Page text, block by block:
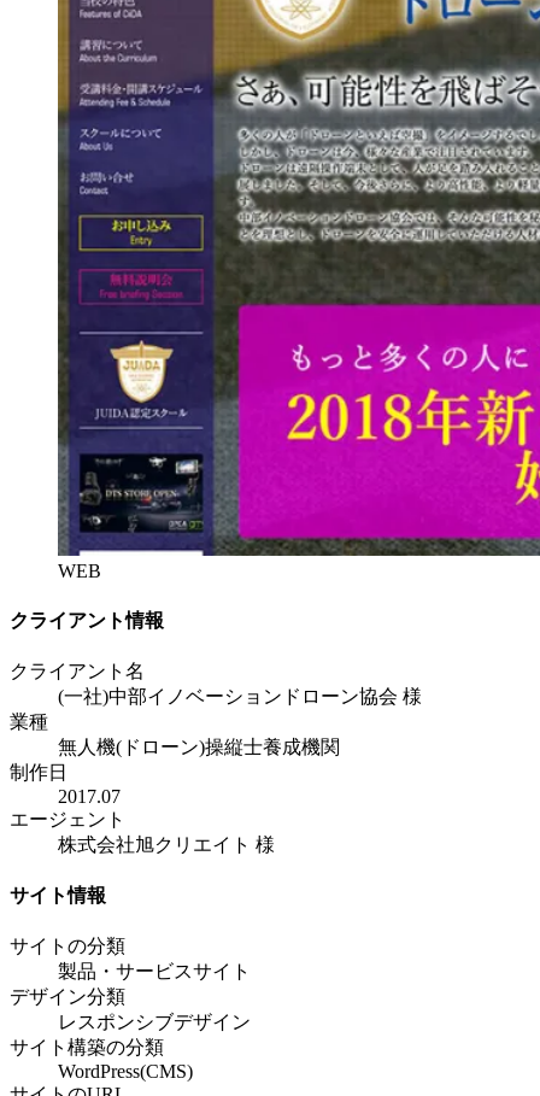
WEB
クライアント情報
クライアント名
(一社)中部イノベーションドローン協会 様
業種
無人機(ドローン)操縦士養成機関
制作日
2017.07
エージェント
株式会社旭クリエイト 様
サイト情報
サイトの分類
製品・サービスサイト
デザイン分類
レスポンシブデザイン
サイト構築の分類
WordPress(CMS)